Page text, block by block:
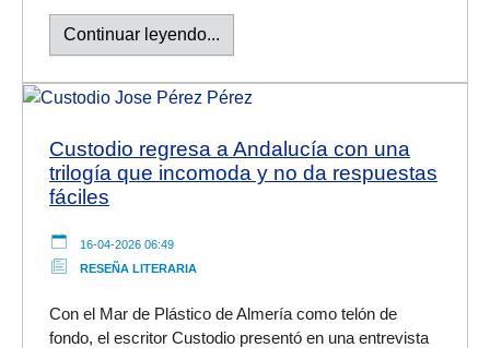
Continuar leyendo...
Custodio regresa a Andalucía con una
trilogía que incomoda y no da respuestas
fáciles
16-04-2026 06:49
RESEÑA LITERARIA
Con el Mar de Plástico de Almería como telón de
fondo, el escritor Custodio presentó en una entrevista